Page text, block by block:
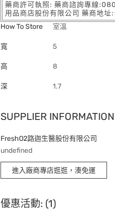
藥商許可執照: 藥商諮詢專線
用品商店股份有限公司 藥商地
How To Store
室溫
寬 5
高 8
深 1.7
SUPPLIER
FreshO2路迦生醫股份有限公司
undefined
進入廠商專店逛逛，湊免運
優惠活動: (1)